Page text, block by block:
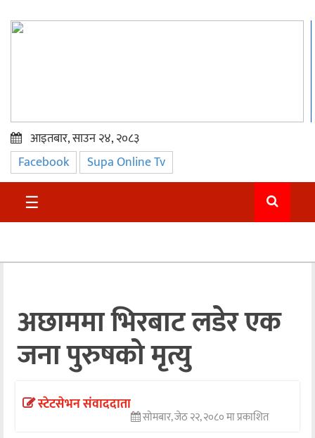
प्रमुख
समाचार
सुदुर
अन्तराष्ट्रिय
अन्तर्वार्ता
अर्थ
खेलकुद
आइतबार, साउन २४, २०८३
Facebook Supa Online Tv
☰
अछाममा भिरबाट लडेर एक
जना पुरुषको मृत्यु
स्टेटसेभन संवाददाता
सोमबार, जेठ २२, २०८० मा प्रकाशित